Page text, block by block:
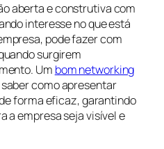
aberta e construtiva com
interesse no que está
pode fazer com
surgirem
Um bom networking
como apresentar
forma eficaz, garantindo
a empresa seja visível e